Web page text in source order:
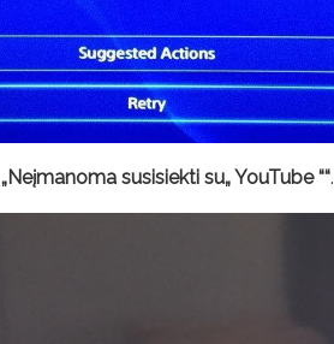
„Neįmanoma susisiekti su„ YouTube ““.